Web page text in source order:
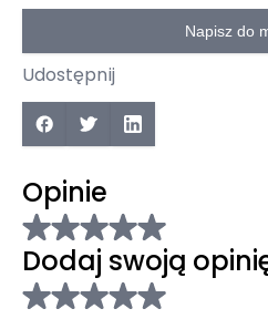
Napisz do
Udostępnij
Opinie
Dodaj swoją